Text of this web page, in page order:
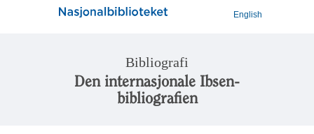
English
Bibliografi
Den internasjonale Ibsen-
bibliografien